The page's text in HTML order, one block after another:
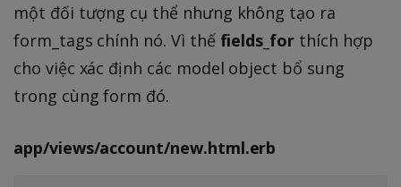
một đối tượng cụ thể nhưng không tạo ra
form_tags chính nó. Vì thế fields_for thích hợp
cho việc xác định các model object bổ sung
trong cùng form đó.
app/views/account/new.html.erb